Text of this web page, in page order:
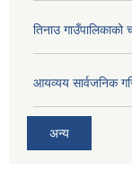
तिनाउ
आयव्यय सार्वजनिक
अन्य